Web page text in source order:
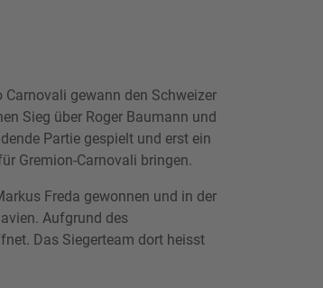
gewann den Schweizer
Sieg über Roger Baumann und
Partie gespielt und erst ein
Gremion-Carnovali bringen.
Freda gewonnen und in der
Aufgrund des
Das Siegerteam dort heisst